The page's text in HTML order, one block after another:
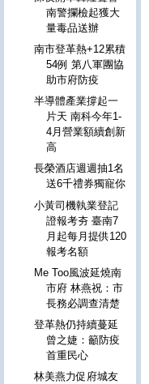
南警攔檢起獲大
量毒品送辦
南市登革熱+12累積
54例 第八軍團協
助市府防疫
半導體產業撐起一
片天 南科今年1-
4月營業額續創新
高
長榮酒店週週抽1名
送6千禮券獨寵你
小黃司機執業登記
證報考夯 臺南7
月起每月提供120
報考名額
Me Too風波延燒南
市府 林燕祝：市
長務必調查清楚
登革熱仍持續蔓延
曾之婕：籲防疫
首重民心
林美燕力促府城友